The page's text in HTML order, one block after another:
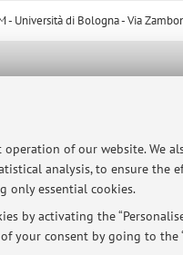
of our website.
analysis, to ensure the
only essential cookies.
by activating the
your consent by going to the
- Università di Bologna - Via